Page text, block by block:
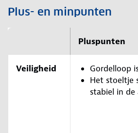
Plus- en minpunten
Pluspunten
Veiligheid
Gordelloop
Het stoeltje
stabiel in de